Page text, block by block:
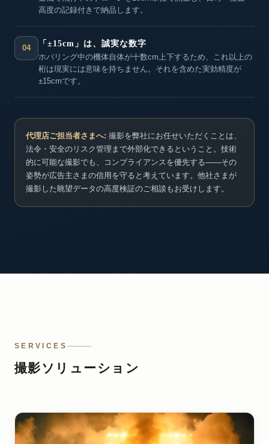
高度の記録付きで納品します。
04 「±15cm」は、誠実な数字
ホバリング中の機体自体が十数cm上下するため、これ以上の
桁は現実には意味を持ちません。それを含めた実効精度が
±15cmです。
代理店ご担当者さまへ: 撮影を弊社にお任せいただくことは、
法令・安全のリスク管理まで外部化できるということ。技術
的に可能な撮影でも、コンプライアンスを優先する——その
姿勢が広告主さまの信用を守ると考えています。他社さまが
撮影した眺望データの高度検証のご相談もお受けします。
SERVICES
撮影ソリューション